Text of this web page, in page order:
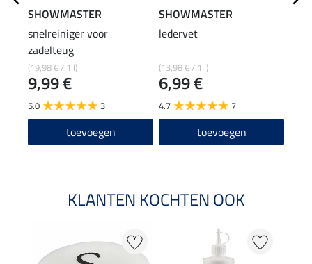
SHOWMASTER
snelreiniger voor
zadelteug
(19,98 € / 1 l)
9,99 €
5.0 3
toevoegen
SHOWMASTER
ledervet
(13,98 € / 1 l)
6,99 €
4.7 7
toevoegen
KLANTEN KOCHTEN OOK